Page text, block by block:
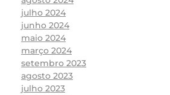
julho 2024
junho 2024
maio 2024
março 2024
setembro 2023
agosto 2023
julho 2023